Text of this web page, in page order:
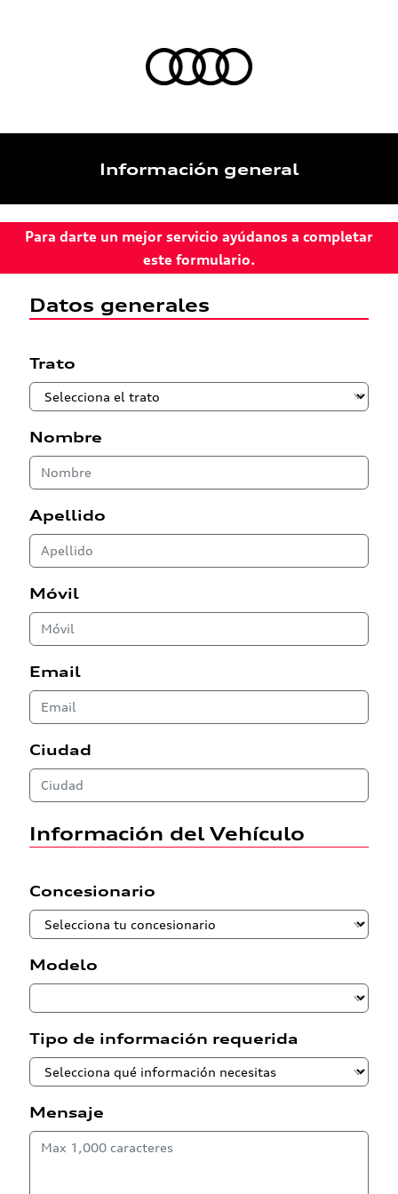
Información general
Para darte un mejor servicio ayúdanos a completar
este formulario.
Datos generales
Trato
Nombre
Apellido
Móvil
Email
Ciudad
Información del Vehículo
Concesionario
Modelo
Tipo de información requerida
Mensaje